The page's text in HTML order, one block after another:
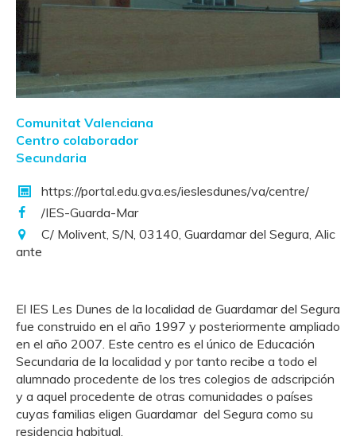
Comunitat Valenciana
Centro colaborador
Secundaria
https://portal.edu.gva.es/ieslesdunes/va/centre/
/IES-Guarda-Mar
C/ Molivent, S/N, 03140, Guardamar del Segura, Alic
ante
El IES Les Dunes de la localidad de Guardamar del Segura
fue construido en el año 1997 y posteriormente ampliado
en el año 2007. Este centro es el único de Educación
Secundaria de la localidad y por tanto recibe a todo el
alumnado procedente de los tres colegios de adscripción
y a aquel procedente de otras comunidades o países
cuyas familias eligen Guardamar del Segura como su
residencia habitual.